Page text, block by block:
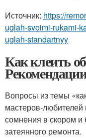
Источник: https://
uglah-svoimi-rukami-
uglah-standartnyy
Как клеить
Вопросы из темы
мастеров-любителей
сомнения в скором и
затеянного ремонта.